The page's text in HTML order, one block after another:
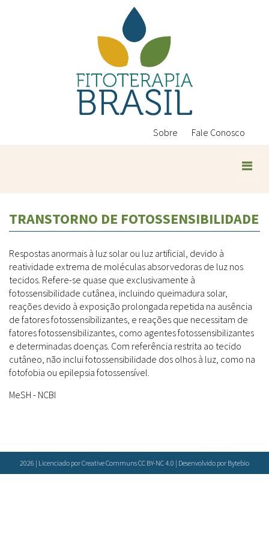
Sobre Fale Conosco
Conteúdos
Ambientais
Sanitárias
Políticas
Todos
Controle de Qualidade
Laboratórios Reblados
Metodologias
Espécies
Farmácias Vivas
Doenças & Plantas Medicinais
Conceitos
Biblioteca Virtual
Bases de Dados
Cartilhas
Documentos Oficiais
Todos
Botânica
Base de dados
Especialistas
Conservação & Biodiversidade
Grupos de Pesquisa
Padrões
Insumos (IFAV)
Educação & Arte
TRANSTORNO DE FOTOSSENSIBILIDADE
Respostas anormais à luz solar ou luz artificial, devido à
reatividade extrema de moléculas absorvedoras de luz nos
tecidos. Refere-se quase que exclusivamente à
fotossensibilidade cutânea, incluindo queimadura solar,
reações devido à exposição prolongada repetida na ausência
de fatores fotossensibilizantes, e reações que necessitam de
fatores fotossensibilizantes, como agentes fotossensibilizantes
e determinadas doenças. Com referência restrita ao tecido
cutâneo, não inclui fotossensibilidade dos olhos à luz, como na
fotofobia ou epilepsia fotossensível.
MeSH - NCBI
2026 | Licenciado por Creative Communs CC BY-NC 4.0 | Desenvolvido por Bytebio